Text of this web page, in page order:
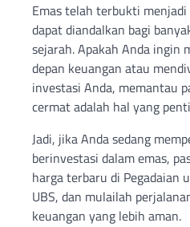
Emas telah terbukti
dapat diandalkan bagi
sejarah. Apakah Anda ingin
depan keuangan atau
investasi Anda, memantau
cermat adalah hal yang
Jadi, jika Anda sedang
berinvestasi dalam emas,
harga terbaru di Pegadaian
UBS, dan mulailah
keuangan yang lebih aman.